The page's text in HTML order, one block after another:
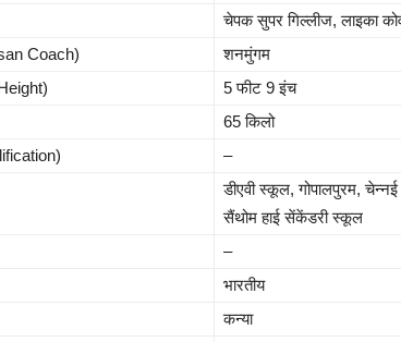
चेपक सुपर गिल्लीज,लाइका
Coach)
शनमुंगम
5 फीट 9 इंच
65 किलो
–
डीएवी स्कूल, गोपालपुरम, चेन्नई
सैंथोम हाई सेंकेंडरी स्कूल
–
भारतीय
कन्या